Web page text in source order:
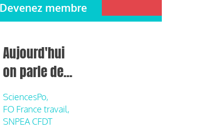
Devenez membre
Aujourd'hui
on parle de...
SciencesPo,
FO France travail,
SNPEA CFDT